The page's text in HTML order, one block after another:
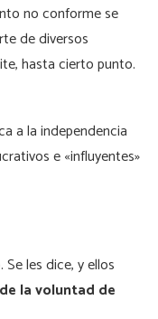
no conforme se
de diversos
hasta cierto punto.
a la independencia
e «influyentes»
les dice, y ellos
la voluntad de